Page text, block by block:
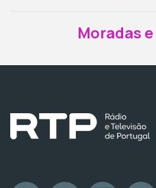
Moradas